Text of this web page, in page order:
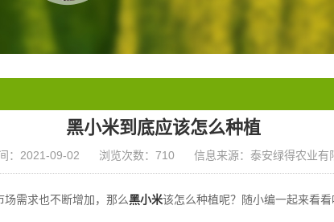
黑小米到底应该怎么种植
：2021-09-02 浏览次数：710 信息来源：泰安绿得农业有
需求也不断增加，那么黑小米该怎么种植呢？随小编一起来看看